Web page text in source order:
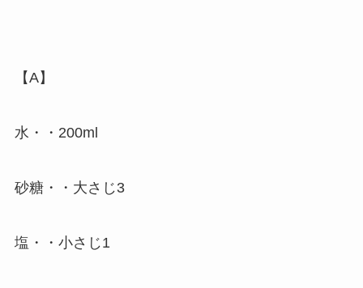
【A】
水・・200ml
砂糖・・大さじ3
塩・・小さじ1